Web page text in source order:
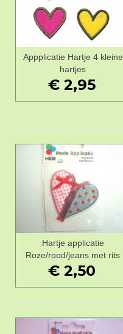
Appplicatie Hartje 4 kleine
hartjes
€ 2,95
Hartje applicatie
Roze/rood/jeans met rits
€ 2,50